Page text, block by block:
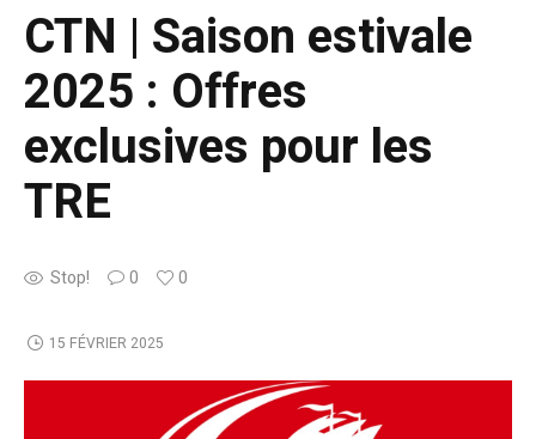
CTN | Saison estivale
2025 : Offres
exclusives pour les
TRE
Stop! 0 0
15 FÉVRIER 2025